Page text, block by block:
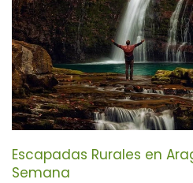
Escapadas Rurales en
Semana